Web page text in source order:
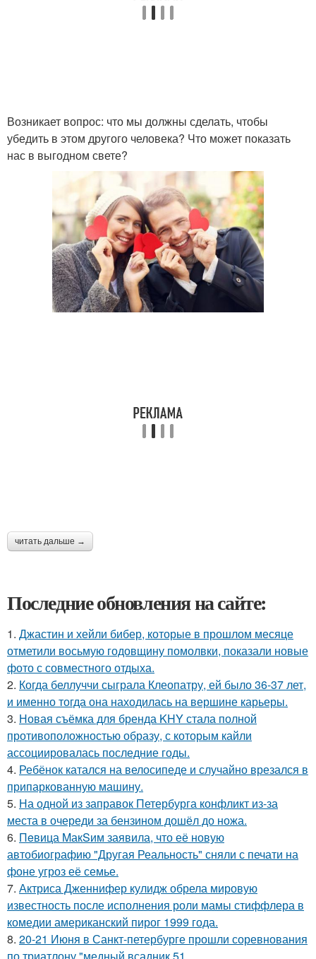
Возникает вопрос: что мы должны сделать, чтобы
убедить в этом другого человека? Что может показать
нас в выгодном свете?
читать дальше →
Последние обновления на сайте:
1. Джастин и хейли бибер, которые в прошлом месяце
отметили восьмую годовщину помолвки, показали новые
фото с совместного отдыха.
2. Когда беллуччи сыграла Клеопатру, ей было 36-37 лет,
и именно тогда она находилась на вершине карьеры.
3. Новая съёмка для бренда KHY стала полной
противоположностью образу, с которым кайли
ассоциировалась последние годы.
4. Ребёнок катался на велосипеде и случайно врезался в
припаркованную машину.
5. На одной из заправок Петербурга конфликт из-за
места в очереди за бензином дошёл до ножа.
6. Пeвица MакSим заявила, что её новую
автобиографию "Другая Реальность" сняли с печати на
фоне угроз её семье.
7. Актриса Дженнифер кулидж обрела мировую
известность после исполнения роли мамы стиффлера в
комедии американский пирог 1999 года.
8. 20-21 Июня в Санкт-петербурге прошли соревнования